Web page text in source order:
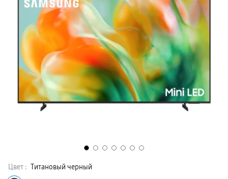
Цвет : Титановый черный